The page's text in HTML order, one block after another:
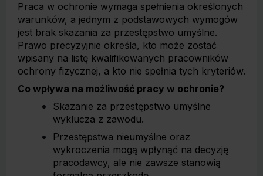
Praca w ochronie wymaga spełnienia określonych
warunków, a jednym z podstawowych wymogów
jest brak skazania za przestępstwo umyślne.
Prawo precyzyjnie określa, kto może zostać
wpisany na listę kwalifikowanych pracowników
ochrony fizycznej, a kto nie spełnia tych kryteriów.
Co wpływa na możliwość pracy w ochronie?
Skazanie za przestępstwo umyślne
wyklucza z zawodu.
Przestępstwa nieumyślne oraz
wykroczenia mogą wpłynąć na decyzję
pracodawcy, ale nie zawsze stanowią